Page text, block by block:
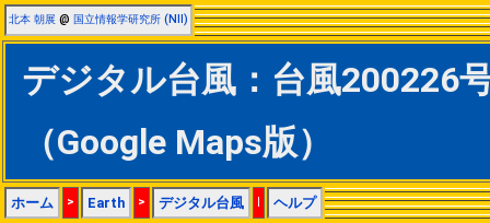
北本 朝展 @ 国立情報学研究所 (NII)
デジタル台風：台風200226
（Google Maps版）
ホーム > Earth > デジタル台風 | ヘルプ